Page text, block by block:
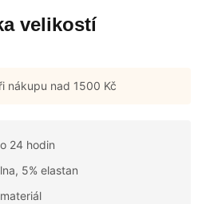
velikostí
nákupu nad 1500 Kč
24 hodin
5% elastan